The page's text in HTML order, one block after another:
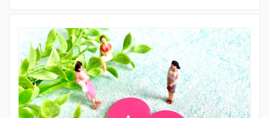
平日午後：19:30
土日： 14:00